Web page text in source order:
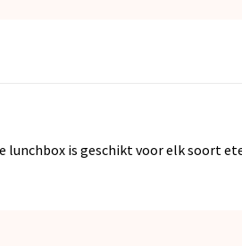
lunchbox is geschikt voor elk soort